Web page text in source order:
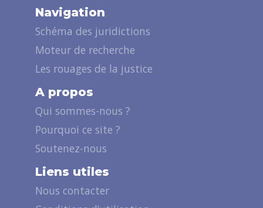
Navigation
Schéma des juridictions
Moteur de recherche
Les rouages de la justice
A propos
Qui sommes-nous ?
Pourquoi ce site ?
Soutenez-nous
Liens utiles
Nous contacter